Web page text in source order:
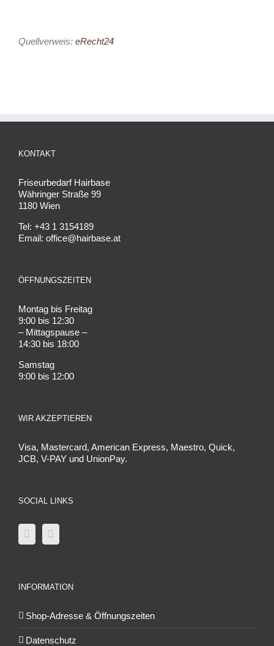
Quellverweis: eRecht24
KONTAKT
Friseurbedarf Hairbase
Währinger Straße 99
1180 Wien
Tel: +43 1 3154189
Email: office@hairbase.at
ÖFFNUNGSZEITEN
Montag bis Freitag
9:00 bis 12:30
– Mittagspause –
14:30 bis 18:00
Samstag
9:00 bis 12:00
WIR AKZEPTIEREN
Visa, Mastercard, American Express, Maestro, Quick,
JCB, V-PAY und UnionPay.
SOCIAL LINKS
INFORMATION
Shop-Adresse & Öffnungszeiten
Datenschutz